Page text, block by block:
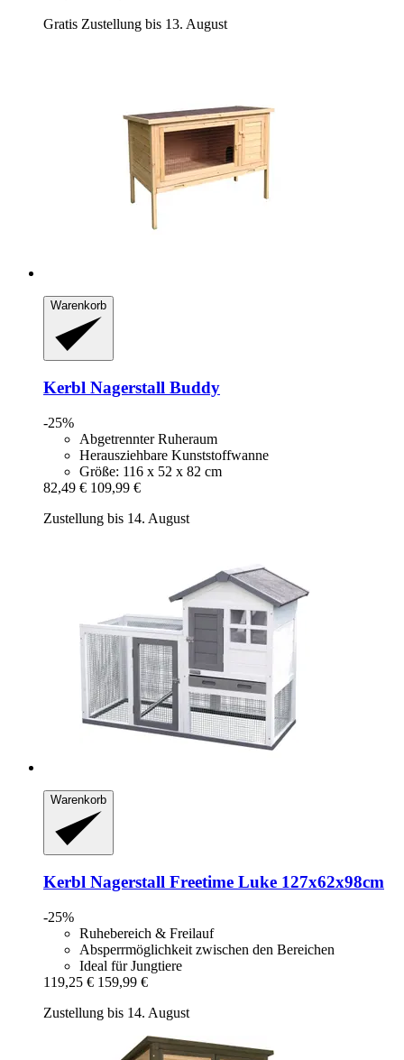
Gratis Zustellung bis 13. August
Warenkorb
Kerbl Nagerstall Buddy
-25%
Abgetrennter Ruheraum
Herausziehbare Kunststoffwanne
Größe: 116 x 52 x 82 cm
82,49 € 109,99 €
Zustellung bis 14. August
Warenkorb
Kerbl Nagerstall Freetime Luke 127x62x98cm
-25%
Ruhebereich & Freilauf
Absperrmöglichkeit zwischen den Bereichen
Ideal für Jungtiere
119,25 € 159,99 €
Zustellung bis 14. August